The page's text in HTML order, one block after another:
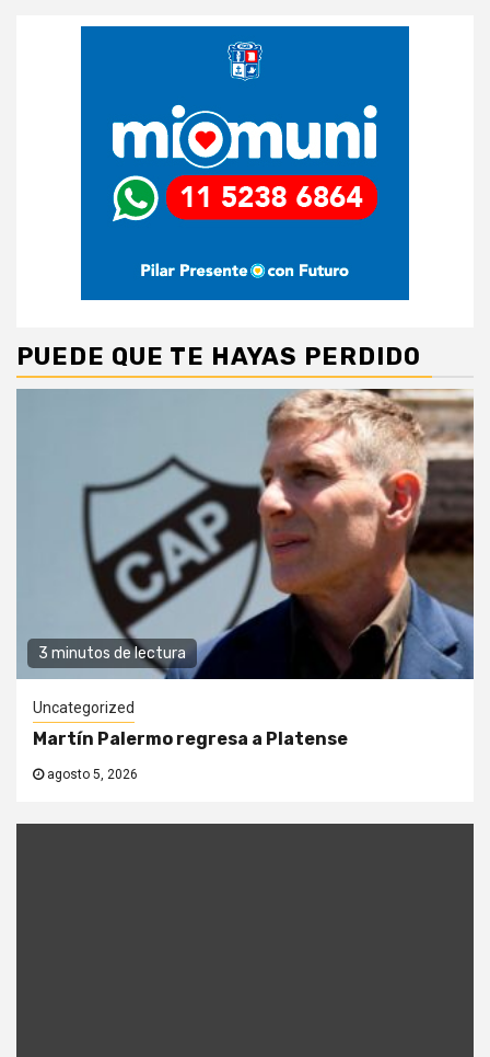
PUEDE QUE TE HAYAS PERDIDO
3 minutos de lectura
Uncategorized
Martín Palermo regresa a Platense
agosto 5, 2026